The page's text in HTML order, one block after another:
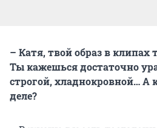
– Катя, твой образ в клипах
Ты кажешься достаточно
строгой, хладнокровной… А
деле?